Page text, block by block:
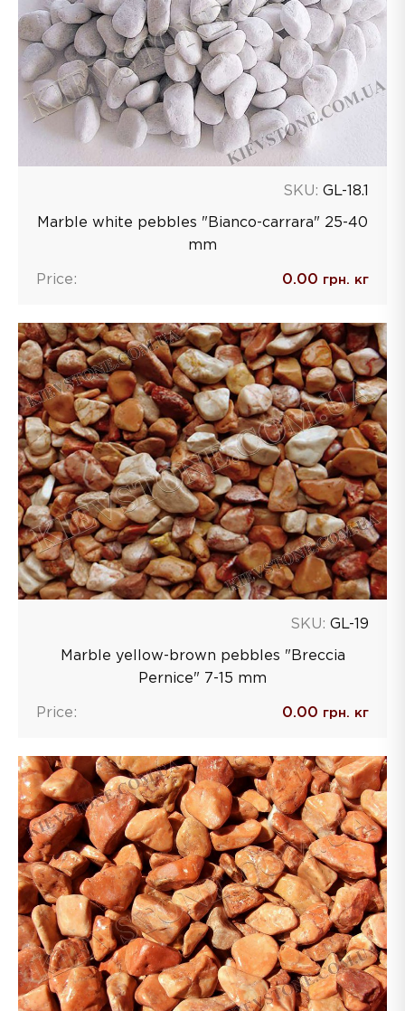
SKU: GL-18.1
Marble white pebbles "Bianco-carrara" 25-40
mm
Price: 0.00 грн. кг
SKU: GL-19
Marble yellow-brown pebbles "Breccia
Pernice" 7-15 mm
Price: 0.00 грн. кг